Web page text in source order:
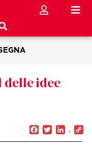
delle idee
Facebook
Twitter